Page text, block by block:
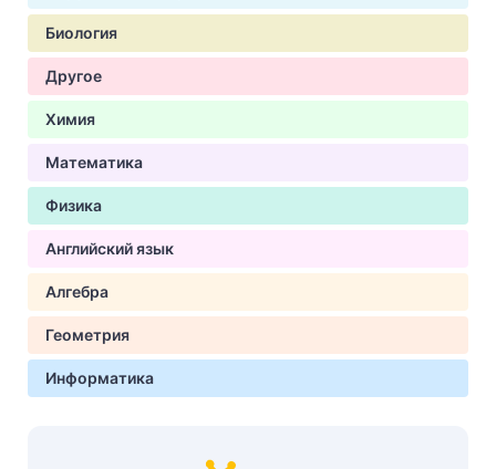
Биология
Другое
Химия
Математика
Физика
Английский язык
Алгебра
Геометрия
Информатика